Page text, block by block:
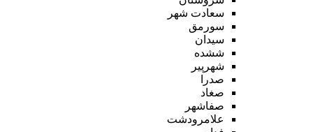
سعادت شهر
سورمق
سیدان
ششده
شهرپیر
صدرا
صغاد
صفاشهر
علامرودشت